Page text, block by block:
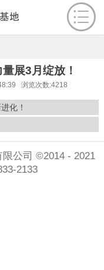
展3月绽放！
浏览次数:4218
化！
公司 ©2014 - 2021
2133